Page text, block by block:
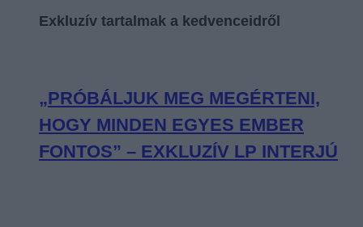
Exkluzív tartalmak a kedvenceidről
„PRÓBÁLJUK MEG MEGÉRTENI,
HOGY MINDEN EGYES EMBER
FONTOS” – EXKLUZÍV LP INTERJÚ